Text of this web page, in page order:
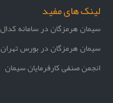
لینک های مفید
سیمان هرمزگان در سامانه کدال
سیمان هرمزگان در بورس تهران
انجمن صنفی کارفرمایان سیمان